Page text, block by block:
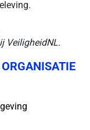
VeiligheidNL.